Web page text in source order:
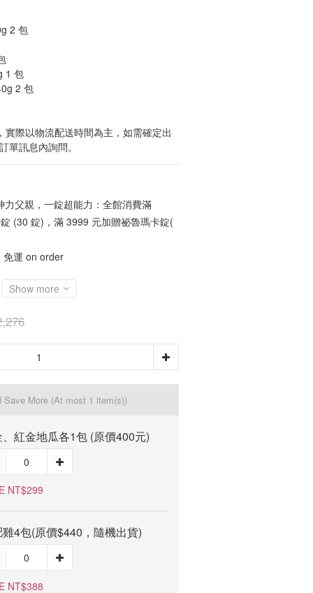
2 包
1 包
2 包
際以物流配送時間為主，如需確定出
單訊息內詢問。
父親，一錠超能力：全館消費滿
(30 錠)，滿 3999 元加贈祕魯瑪卡錠(
免運 on order
Show more
Save More (At most 1 item(s))
紅金地瓜各1包 (原價400元)
NT$299
4包(原價$440，隨機出貨)
NT$388